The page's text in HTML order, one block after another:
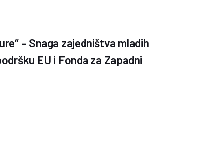
– Snaga zajedništva mladih
EU i Fonda za Zapadni